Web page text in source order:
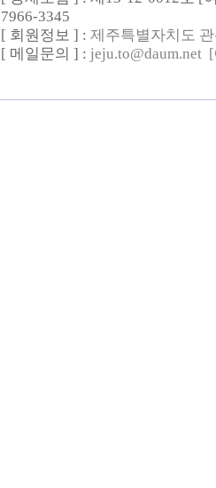
7966-3345
[ 회원정보 ] : 제주특별자치도
[ 메일문의 ] : jeju.to@daum.net